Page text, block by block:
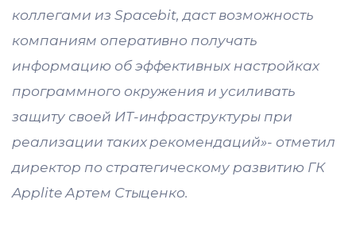
коллегами из Spacebit, даст возможность
компаниям оперативно получать
информацию об эффективных настройках
программного окружения и усиливать
защиту своей ИТ-инфраструктуры при
реализации таких рекомендаций»- отметил
директор по стратегическому развитию ГК
Applite Артем Стыценко.